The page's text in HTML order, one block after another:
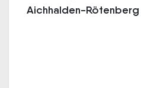
Aichhalden-Rötenberg